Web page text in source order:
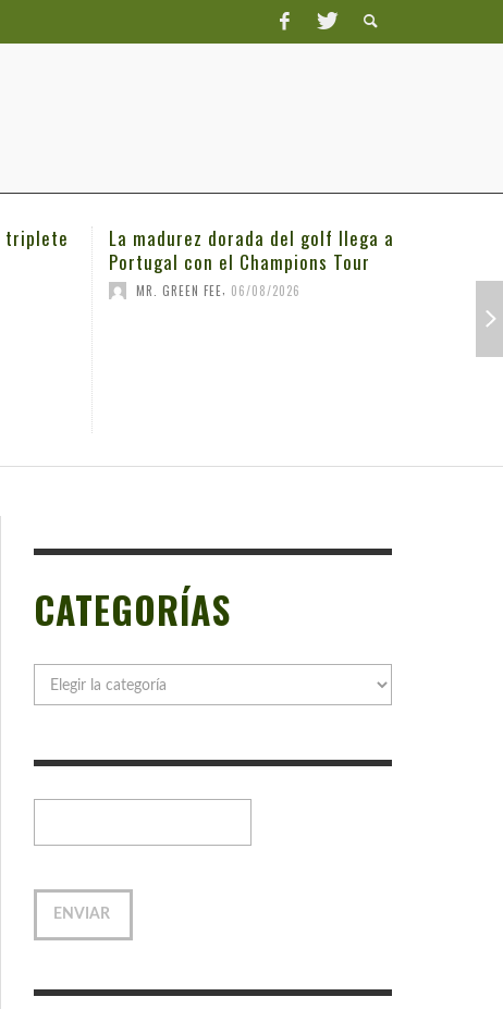
triplete
La madurez dorada del golf llega a
Portugal con el Champions Tour
MR. GREEN FEE 06/08/2026
CATEGORÍAS